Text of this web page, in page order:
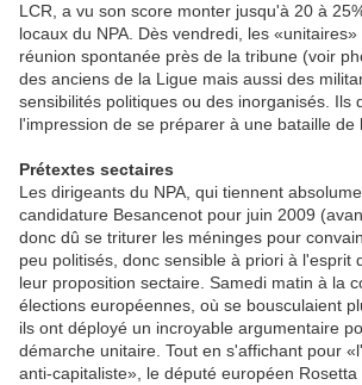
LCR, a vu son score monter jusqu'à 20 à
locaux du NPA. Dès vendredi, les
réunion spontanée près de la tribune (voir
des anciens de la Ligue mais aussi des
sensibilités politiques ou des inorganisés. Ils
l'impression de se préparer à une bataille de
Prétextes sectaires
Les dirigeants du NPA, qui tiennent
candidature Besancenot pour juin 2009
donc dû se triturer les méninges pour
peu politisés, donc sensible à priori à l'esprit
leur proposition sectaire. Samedi matin à la
élections européennes, où se bousculaient
ils ont déployé un incroyable argumentaire
démarche unitaire. Tout en s'affichant pour
anti-capitaliste», le député européen Rosetta